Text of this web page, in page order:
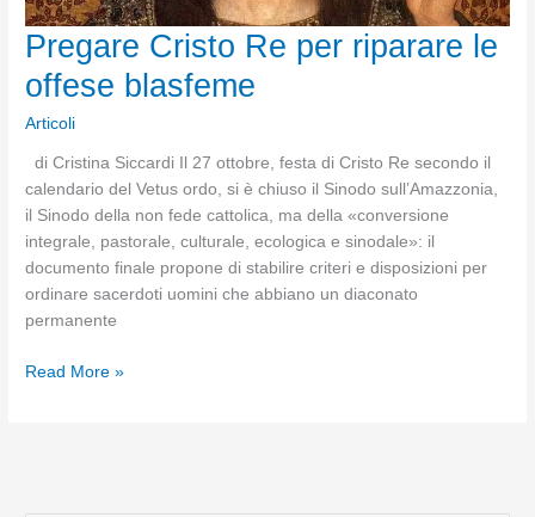
Pregare Cristo Re per riparare le
offese blasfeme
Articoli
di Cristina Siccardi Il 27 ottobre, festa di Cristo Re secondo il
calendario del Vetus ordo, si è chiuso il Sinodo sull’Amazzonia,
il Sinodo della non fede cattolica, ma della «conversione
integrale, pastorale, culturale, ecologica e sinodale»: il
documento finale propone di stabilire criteri e disposizioni per
ordinare sacerdoti uomini che abbiano un diaconato
permanente
Pregare
Read More »